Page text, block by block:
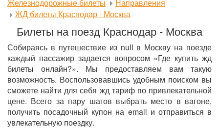
Железнодорожные билеты
Направления
ЖД билеты Краснодар - Москва
Билеты на поезд Краснодар - Москва
Собираясь в путешествие из null в Москву на поезде
каждый пассажир задается вопросом «Где купить жд
билеты онлайн?». Мы предоставляем вам такую
возможность. Воспользовавшись удобным поиском вы
сможете найти для себя жд тариф по привлекательной
цене. Всего за пару шагов выбрать место в вагоне,
получить посадочный купон на email и отправиться в
увлекательную поездку.